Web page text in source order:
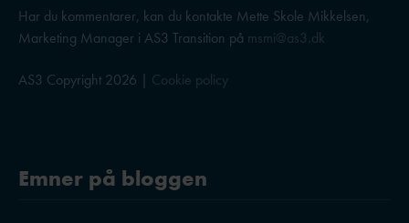
Har du kommentarer, kan du kontakte Mette Skole Mikkelsen,
Marketing Manager i AS3 Transition på msmi@as3.dk
AS3 Copyright 2026 | Cookie policy
Emner på bloggen